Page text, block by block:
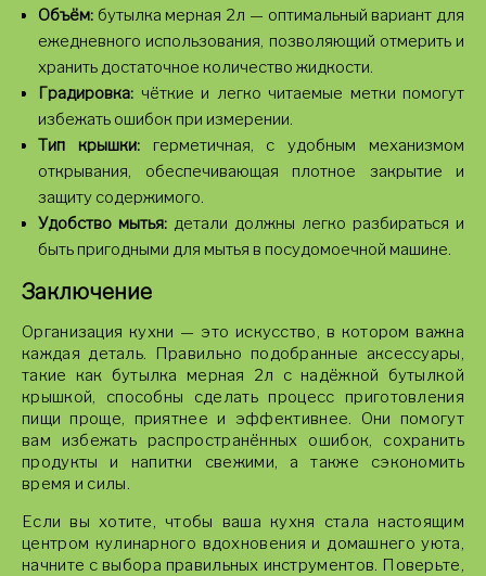
Объём: бутылка мерная 2л — оптимальный вариант для
ежедневного использования, позволяющий отмерить и
хранить достаточное количество жидкости.
Градировка: чёткие и легко читаемые метки помогут
избежать ошибок при измерении.
Тип крышки:герметичная, с удобным механизмом
открывания, обеспечивающая плотное закрытие и
защиту содержимого.
Удобство мытья: детали должны легко разбираться и
быть пригодными для мытья в посудомоечной машине.
Заключение
Организация кухни — это искусство, в котором важна
каждая деталь. Правильно подобранные аксессуары,
такие как бутылка мерная 2л с надёжной бутылкой
крышкой, способны сделать процесс приготовления
пищи проще, приятнее и эффективнее. Они помогут
вам избежать распространённых ошибок, сохранить
продукты и напитки свежими, а также сэкономить
время и силы.
Если вы хотите, чтобы ваша кухня стала настоящим
центром кулинарного вдохновения и домашнего уюта,
начните с выбора правильных инструментов. Поверьте,